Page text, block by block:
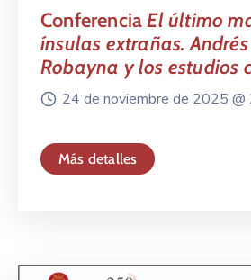
ConferenciaEl último
ínsulas extrañas.
Robayna y los estudios
24 de noviembre de 2025 @
Más detalles